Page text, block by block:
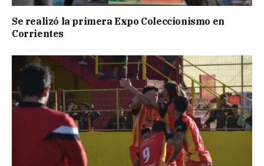
Se realizó la primera Expo Coleccionismo en
Corrientes